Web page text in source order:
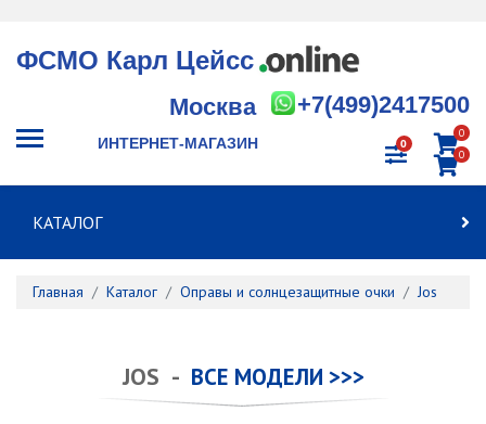
ФСМО Карл Цейсс
+7(499)2417500
Москва
ИНТЕРНЕТ-МАГАЗИН 0
0
0
КАТАЛОГ
Главная Каталог Оправы и солнцезащитные очки Jos
JOS - ВСЕ МОДЕЛИ >>>